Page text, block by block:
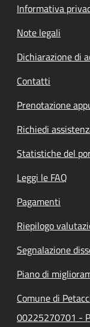
Informativa
Note legali
Dichiarazione di
Contatti
Prenotazione
Richiedi
Statistiche del
Leggi le FAQ
Pagamenti
Riepilogo
Segnalazione
Piano di
Comune di
00225270701 -